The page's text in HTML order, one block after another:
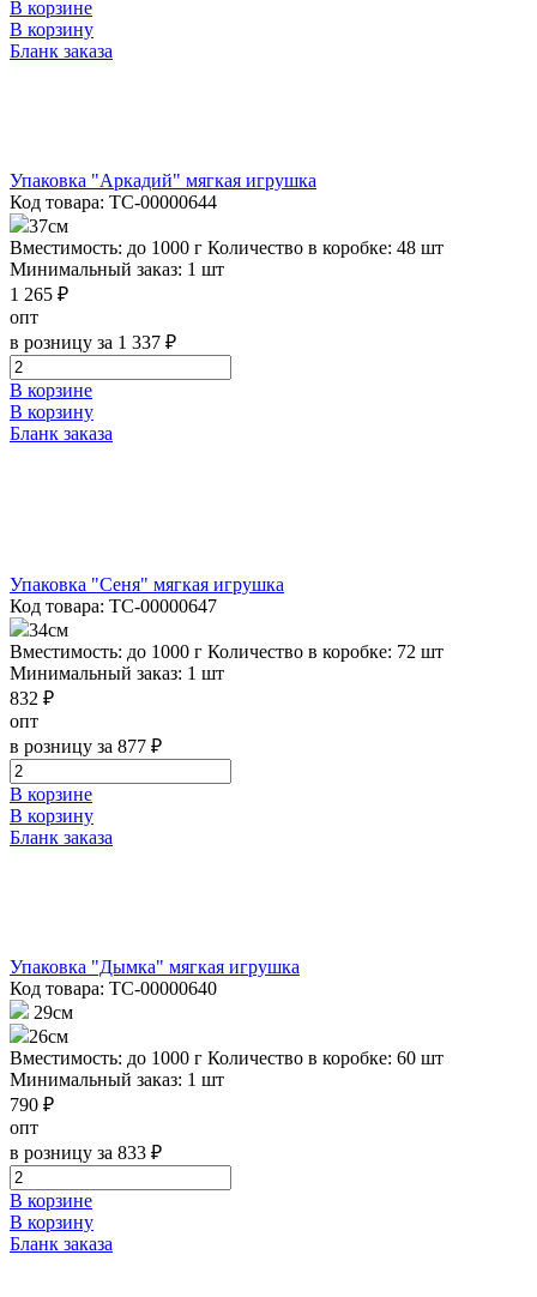
В корзине
В корзину
Бланк заказа
Упаковка "Аркадий" мягкая игрушка
Код товара: ТС-00000644
37см
Вместимость: до 1000 г Количество в коробке: 48 шт
Минимальный заказ: 1 шт
1 265 ₽
опт
в розницу за 1 337 ₽
В корзине
В корзину
Бланк заказа
Упаковка "Сеня" мягкая игрушка
Код товара: ТС-00000647
34см
Вместимость: до 1000 г Количество в коробке: 72 шт
Минимальный заказ: 1 шт
832 ₽
опт
в розницу за 877 ₽
В корзине
В корзину
Бланк заказа
Упаковка "Дымка" мягкая игрушка
Код товара: ТС-00000640
29см
26см
Вместимость: до 1000 г Количество в коробке: 60 шт
Минимальный заказ: 1 шт
790 ₽
опт
в розницу за 833 ₽
В корзине
В корзину
Бланк заказа